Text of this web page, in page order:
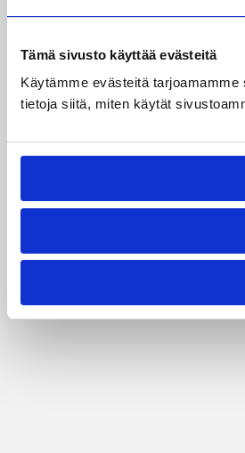
Tämä sivusto käyttää evästeitä
Käytämme evästeitä
tietoja siitä, miten käytät